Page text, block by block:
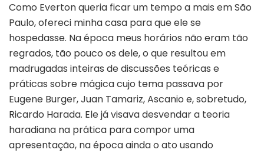
Como Everton queria ficar um tempo a mais em São
Paulo, ofereci minha casa para que ele se
hospedasse. Na época meus horários não eram tão
regrados, tão pouco os dele, o que resultou em
madrugadas inteiras de discussões teóricas e
práticas sobre mágica cujo tema passava por
Eugene Burger, Juan Tamariz, Ascanio e, sobretudo,
Ricardo Harada. Ele já visava desvendar a teoria
haradiana na prática para compor uma
apresentação, na época ainda o ato usando